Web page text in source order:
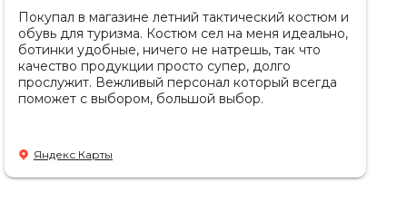
Покупал в магазине летний тактический костюм и
обувь для туризма. Костюм сел на меня идеально,
ботинки удобные, ничего не натрешь, так что
качество продукции просто супер, долго
прослужит. Вежливый персонал который всегда
поможет с выбором, большой выбор.
Яндекс Карты